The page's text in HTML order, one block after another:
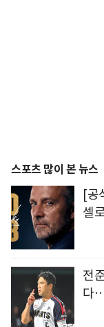
스포츠 많이 본 뉴스
[공
셀
전
다